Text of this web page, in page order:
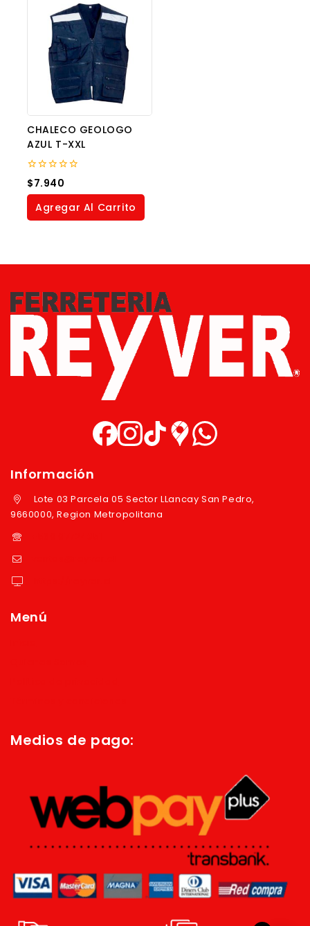
CHALECO GEOLOGO
AZUL T-XXL
0
out
of
$7.940
Agregar Al Carrito
Información
Lote 03 Parcela 05 Sector LLancay San Pedro,
9660000, Region Metropolitana
Menú
Medios de pago: